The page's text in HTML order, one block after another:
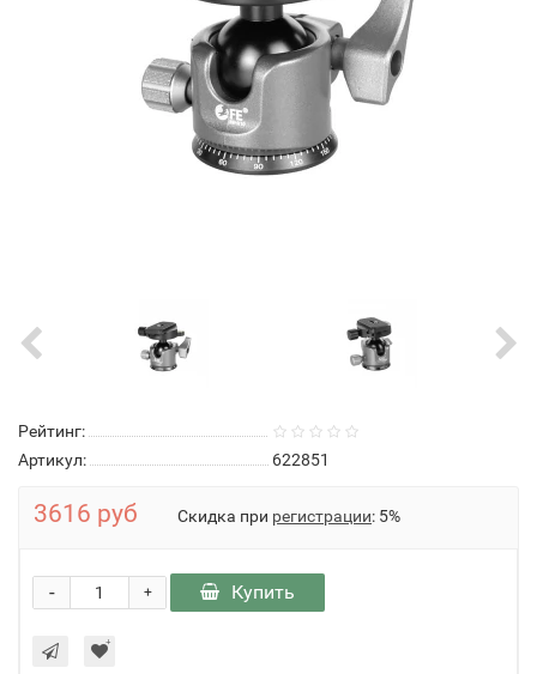
Рейтинг:
Артикул:
622851
3616 руб Скидка при регистрации: 5%
+
- Купить